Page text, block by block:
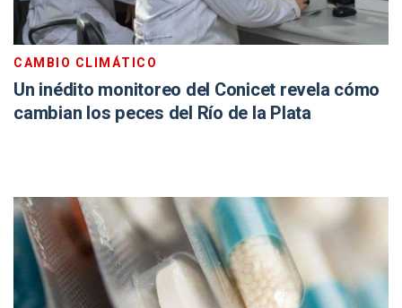
CAMBIO CLIMÁTICO
Un inédito monitoreo del Conicet revela cómo
cambian los peces del Río de la Plata